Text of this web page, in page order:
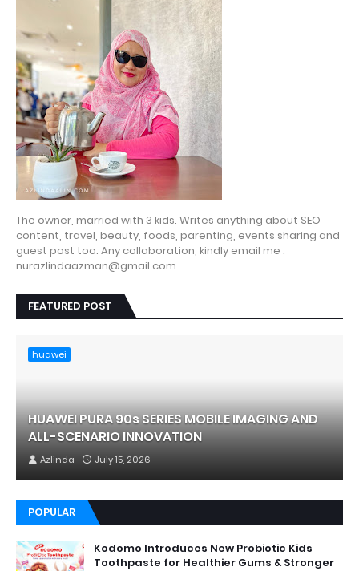
The owner, married with 3 kids. Writes anything about SEO
content, travel, beauty, foods, parenting, events sharing and
guest post too. Any collaboration, kindly email me :
nurazlindaazman@gmail.com
FEATURED POST
huawei
HUAWEI PURA 90s SERIES MOBILE IMAGING AND
ALL-SCENARIO INNOVATION
Azlinda July 15, 2026
POPULAR
Kodomo Introduces New Probiotic Kids
Toothpaste for Healthier Gums & Stronger